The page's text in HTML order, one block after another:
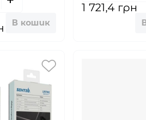
В кошик
1 721,4 грн